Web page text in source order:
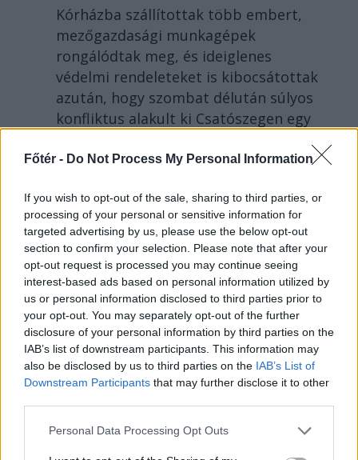
Főtér - Do Not Process My Personal Information
If you wish to opt-out of the sale, sharing to third parties, or
processing of your personal or sensitive information for
targeted advertising by us, please use the below opt-out
section to confirm your selection. Please note that after your
opt-out request is processed you may continue seeing
interest-based ads based on personal information utilized by
us or personal information disclosed to third parties prior to
your opt-out. You may separately opt-out of the further
disclosure of your personal information by third parties on the
IAB’s list of downstream participants. This information may
also be disclosed by us to third parties on the IAB’s List of
Downstream Participants that may further disclose it to other
Personal Data Processing Opt Outs
Kórházba szállítottak több embert,
mezőgazdasági munkagépek
rongálódtak meg, és ideiglenes
védelmi rendeleteket is kibocsátottak
azután, hogy szombat délután súlyos
konfliktus alakult ki Csatószegen egy
//még
több
főtér.ro